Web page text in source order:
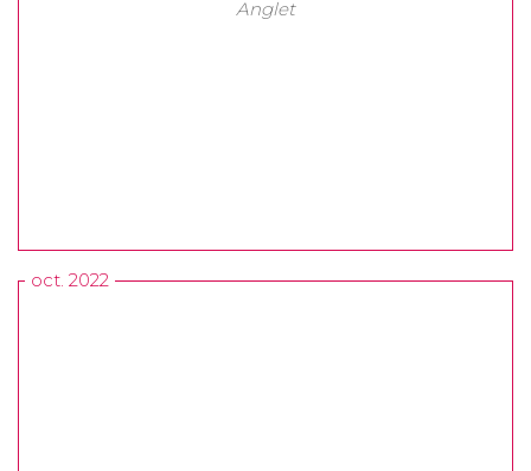
Anglet
oct. 2022